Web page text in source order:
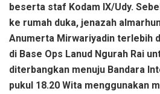
beserta staf Kodam IX/Udy.
ke rumah duka, jenazah
Anumerta Mirwariyadin terlebih
di Base Ops Lanud Ngurah Rai
diterbangkan menuju Bandara
pukul 18.20 Wita menggunakan